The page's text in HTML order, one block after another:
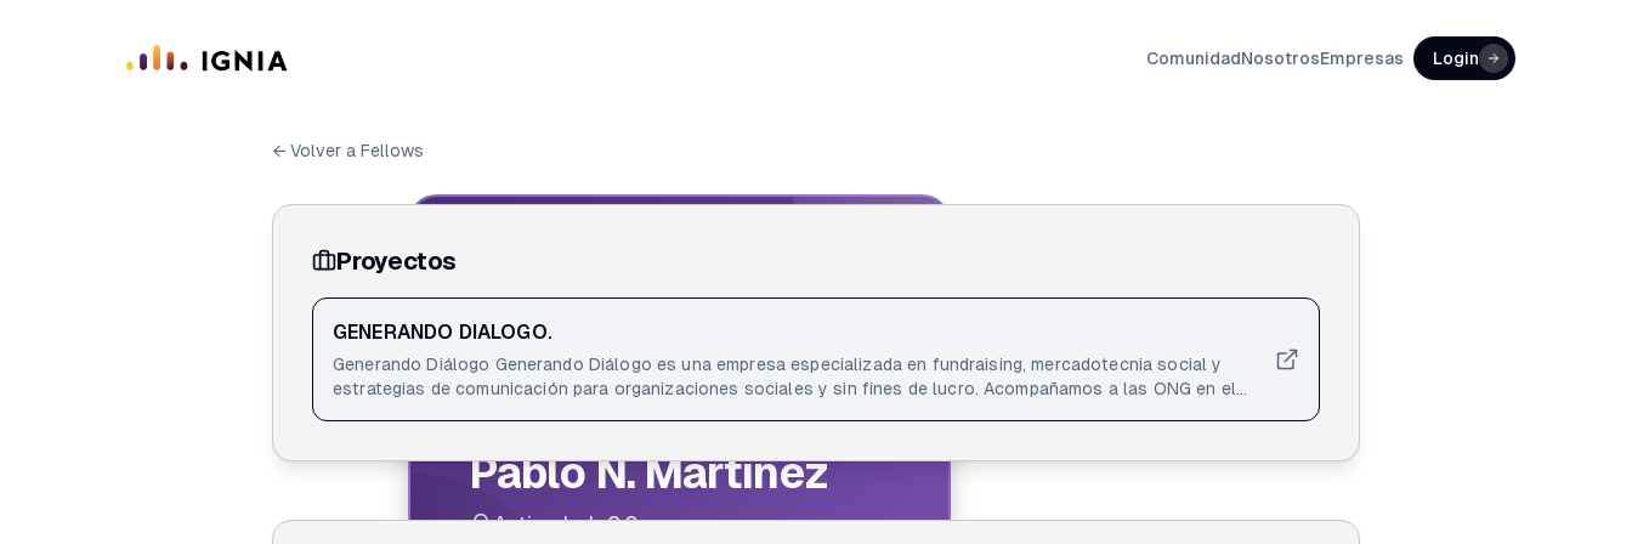
ComunidadNosotrosEmpresas Login
← Volver a Fellows
Pablo N. Martínez
Action Lab 2.0
Proyectos
GENERANDO DIALOGO.
Generando Diálogo Generando Diálogo es una empresa especializada en fundraising, mercadotecnia social y
estrategias de comunicación para organizaciones sociales y sin fines de lucro. Acompañamos a las ONG en el
fortalecimiento de equipos comerciales. Nuestro enfoque combina estrategia, comunicación y gestión operativa.
Trabajamos en la estructuración de campañas de adquisición y fidelización, el diseño de narrativas que conecten
con la ciudadanía, la activación en espacios presenciales y digitales, y la optimización de procesos mediante